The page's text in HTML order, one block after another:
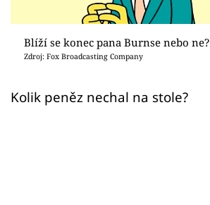
Přihlášení
Blíží se konec pana Burnse nebo ne?
Zdroj: Fox Broadcasting Company
Kolik peněz nechal na stole?